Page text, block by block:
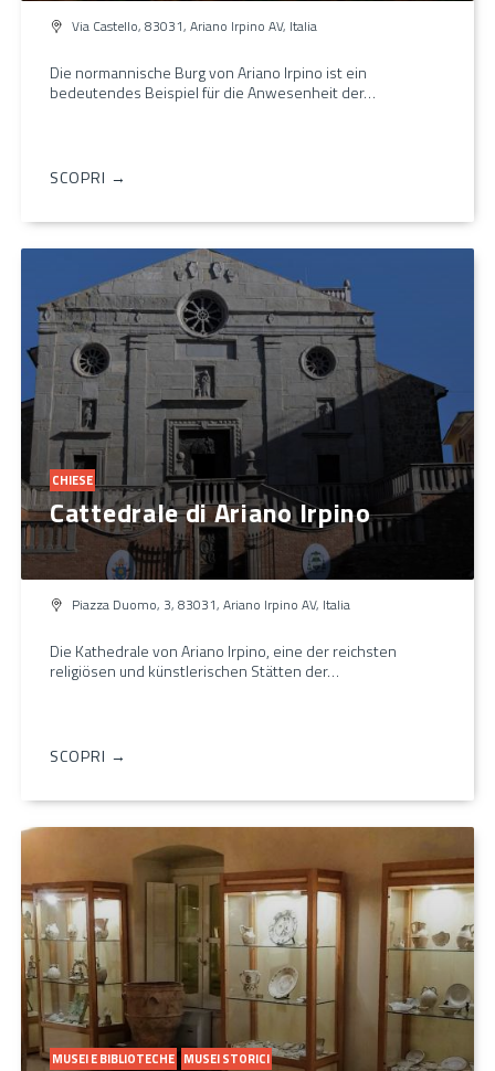
Via Castello, 83031, Ariano Irpino AV, Italia
Die normannische Burg von Ariano Irpino ist ein
bedeutendes Beispiel für die Anwesenheit der…
SCOPRI →
CHIESE
Cattedrale di Ariano Irpino
Piazza Duomo, 3, 83031, Ariano Irpino AV, Italia
Die Kathedrale von Ariano Irpino, eine der reichsten
religiösen und künstlerischen Stätten der…
SCOPRI →
MUSEI E BIBLIOTECHE MUSEI STORICI